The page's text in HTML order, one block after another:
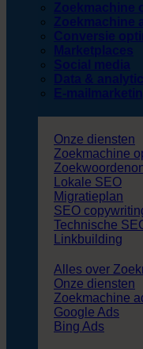
Zoekmachine
Zoekmachine
Conversie
Marketplaces
Social media
Data &
E-
Onze diensten
Zoekmachine
Lokale SEO
Migratieplan
SEO
Technische
Linkbuilding
Alles over
Onze diensten
Zoekmachine
Google Ads
Bing Ads